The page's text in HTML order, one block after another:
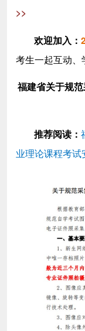
>>
欢迎加入 ：
考生一起互动、
福建省关于规
推荐阅读：
业理论课程考试